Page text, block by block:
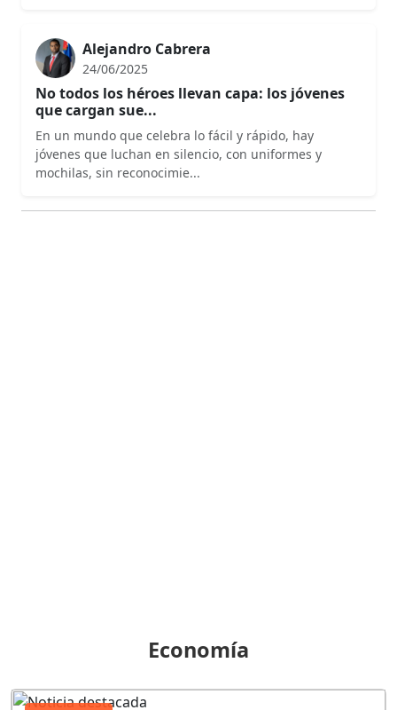
Alejandro Cabrera
24/06/2025
No todos los héroes llevan capa: los jóvenes
que cargan sue...
En un mundo que celebra lo fácil y rápido, hay
jóvenes que luchan en silencio, con uniformes y
mochilas, sin reconocimie...
Economía